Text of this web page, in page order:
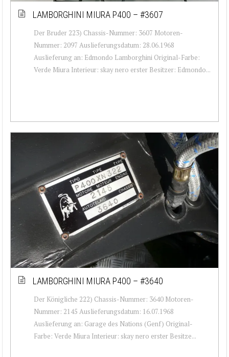
LAMBORGHINI MIURA P400 – #3607
Der Bruder 223) Chassis-Nummer: 3607 Motoren-
Nummer: 2097 Auslieferungsdatum: 28.06.1968
Auslieferung an: Edmondo Lamborghini Original-Farbe:
Verde Miura Interieur: skay nero erster Besitzer: Edmondo...
LAMBORGHINI MIURA P400 – #3640
Der Königliche 222) Chassis-Nummer: 3640 Motoren-
Nummer: 2145 Auslieferungsdatum: 16.07.1968
Auslieferung an: Garage des Nations (Genf) Original-
Farbe: Verde Miura Interieur: skay nero erster Besitze...